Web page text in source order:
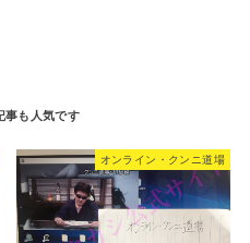
オンライン・クンニ道場